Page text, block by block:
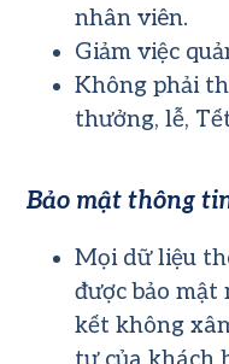
nhân viên.
Giảm việc
Không phải
thưởng, lễ,
Bảo mật thông
Mọi dữ liệu
được bảo mật
kết không